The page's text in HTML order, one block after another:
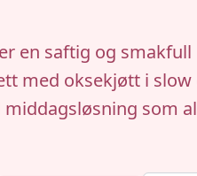
en saftig og smakfull
med oksekjøtt i slow
som